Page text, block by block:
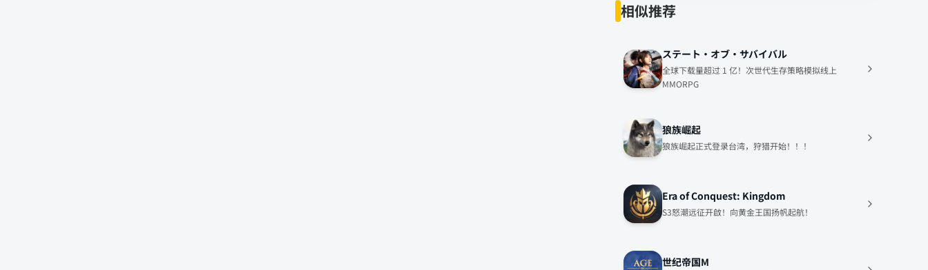
相似推荐
ステート・オブ・サバイバル
全球下载量超过 1 亿！次世代生存策略模拟线上
MMORPG
狼族崛起
狼族崛起正式登录台湾，狩猎开始！！！
Era of Conquest: Kingdom
S3怒潮远征开啟！向黄金王国扬帆起航！
世纪帝国M